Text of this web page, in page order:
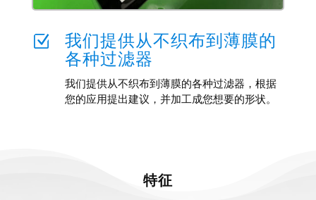
Z
我们提供从不织布到薄膜的
各种过滤器
我们提供从不织布到薄膜的各种过滤器，根据
您的应用提出建议，并加工成您想要的形状。
特征